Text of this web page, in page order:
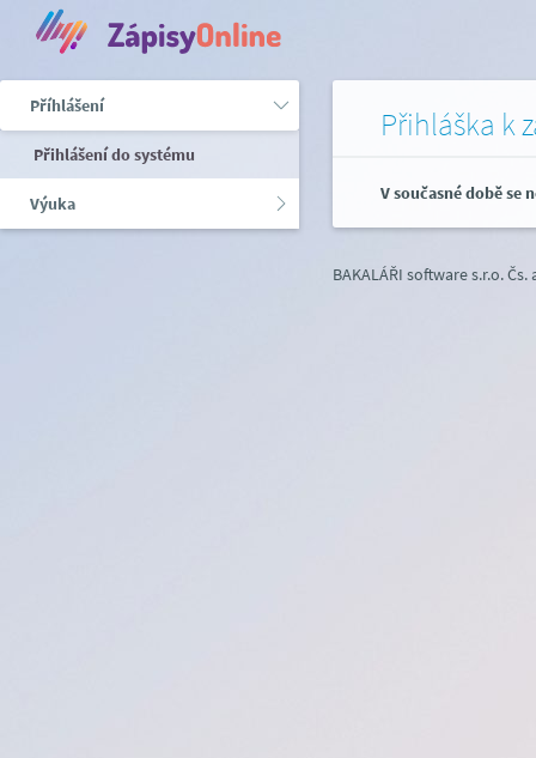
Příhlášení
Přihlášení do systému
Výuka
Přihláška k
V současné době se
BAKALÁŘI software s.r.o.Čs.